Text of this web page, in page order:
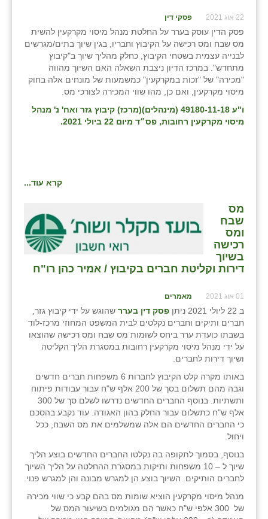
22 אוג 2021 פסקי דין
פסק הדין עוסק בערר על החלטת מנהל מיסוי מקרקעין להשית
מס שבח ומס רכישה על הקיבוץ וחבריו, בגין שיוך בתים/מגרשים
לבנייה עצמית בשטחי הקיבוץ, כחלק מהליך שיוך ב"קיבוץ
מתחדש". במרכז הדיון ניצבת השאלה האם השיוך מהווה
"מכירה" של "זכות במקרקעין" כמשמעות של מונחים אלה בחוק
מיסוי מקרקעין, ואם כן, מהו שווי המכירה לצורכי מס.
ו"ע 49180-11-18 (מינהלים)(מרכז) קיבוץ גזר ואח' נ' מנהל
מיסוי מקרקעין רחובות, פס״ד מיום 22 ביולי 2021.
קרא עוד...
מס
שבח
ומס
רכישה
בשיוך
דירות וקליטת חברים בקיבוץ / אמיר כהן רו"ח
01 אוג 2021 מאמרים
ב 22 ליולי 2021 ניתן פסק דין בערר שהוגש על ידי קיבוץ גזר,
חברים ותיקים וחברים נקלטים לבית המשפט המחוזי מרכז-לוד
בשבתו כועדת ערר ביחס לשומות מס שבח ומס רכישה שהוצאו
על ידי מנהל מיסוי מקרקעין רחובות במסגרת הליך הקליטה
ושיוך דירות לחברים.
באותו מקרה קלט הקיבוץ לחברות 6 משפחות חברים חדשים
וגבה מהם תשלום בסך של 200 אלף ש"ח עבור עבודות פיתוח
ותשתיות. בנוסף החברים החדשים נדרשו לשלם סך של 300
אלף ש"ח כתשלום עבור החלק בהון האגודה. עוד נקבע בהסכם
כי החברים החדשים הם אלה שמשלמים את מס השבח, ככל
ויחול.
בנוסף, בסמוך לתקופה בה נקלטו החברים החדשים בוצע הליך
שיוך ל – 10 משפחות ותיקות במסגרת ההחלטה על הליך השיוך
לחברים הותיקים. השיוך בוצע הן למגרש מבונה והן למגרש פנוי.
מנהל מיסוי מקרקעין הוציא שומות מס בהם קבע כי שווי מכירה
של 300 אלפי ש"ח כאשר הם מגולמים בשיעור המס של